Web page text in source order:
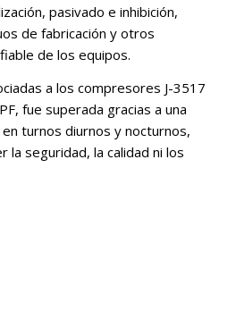
pasivado e inhibición,
de fabricación y otros
de los equipos.
a los compresores J-3517
fue superada gracias a una
turnos diurnos y nocturnos,
seguridad, la calidad ni los